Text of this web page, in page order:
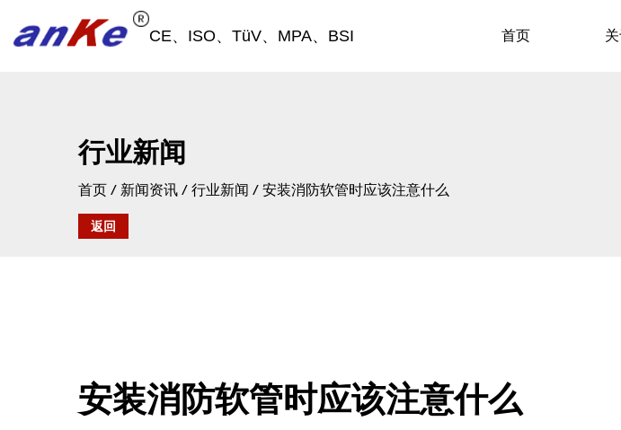
CE、ISO、TüV、MPA、BSI 首页
行业新闻
首页 / 新闻资讯 / 行业新闻 / 安装消防软管时应该注意什么
返回
安装消防软管时应该注意什么